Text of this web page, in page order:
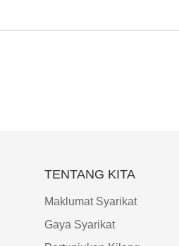
TENTANG KITA
Maklumat Syarikat
Gaya Syarikat